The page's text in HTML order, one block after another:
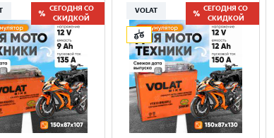
СЕГОДНЯ СО
СКИДКОЙ
VOLAT
СЕГОДНЯ СО
СКИДКОЙ